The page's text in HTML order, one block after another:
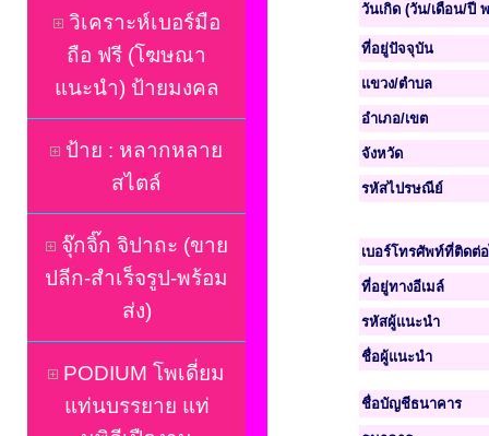
วิเคราะห์เบอร์มือ
ถือ ฟรี (โฆษณา
แนะนำ) ป้ายมงคล
ป้าย : หลากหลาย
สไตล์
จุ๊กจิ๊ก จิปาถะ (ขาย
ปลีก-สำเร็จรูป-พร้อม
ส่ง)
PODIUM โพเดี่ยม
แท่นบรรยาย แท่
วันเกิด (วัน/เดือน/ปี
ที่อยู่ปัจจุบัน
แขวง/ตำบล
อำเภอ/เขต
จังหวัด
รหัสไปรษณีย์
เบอร์โทรศัพท์ที่ติดต่
ที่อยู่ทางอีเมล์
รหัสผู้แนะนำ
ชื่อผู้แนะนำ
ชื่อบัญชีธนาคาร